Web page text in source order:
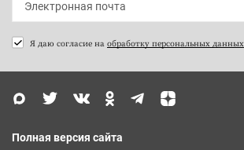
Я даю согласие на обработку персональных данных
Полная версия сайта